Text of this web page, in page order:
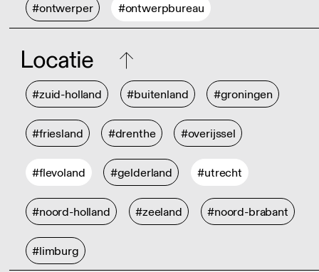
#ontwerper #ontwerpbureau
Locatie
#zuid-holland #buitenland #groningen
#friesland #drenthe #overijssel
#flevoland #gelderland #utrecht
#noord-holland #zeeland #noord-brabant
#limburg